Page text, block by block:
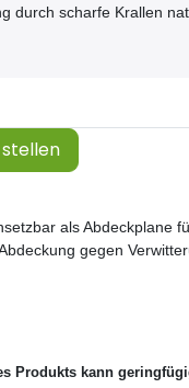
durch scharfe Krallen
als Abdeckplane
gegen
Produkts kann